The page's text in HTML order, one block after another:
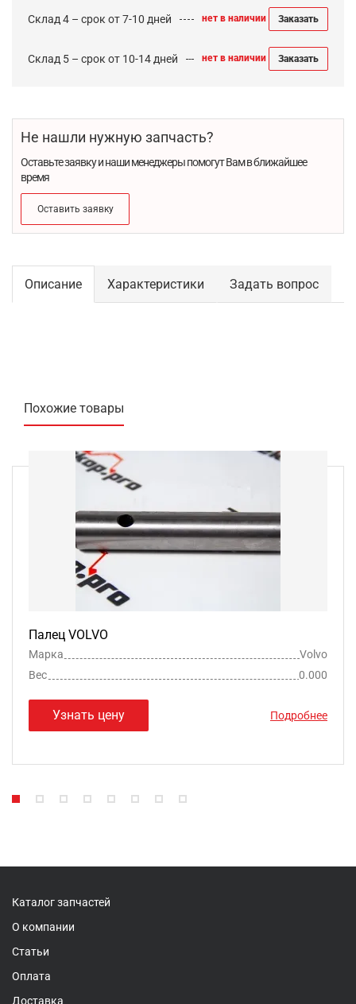
Склад 4 – срок от 7-10 дней нет в наличии Заказать
Склад 5 – срок от 10-14 дней нет в наличии Заказать
Не нашли нужную запчасть?
Оставьте заявку и наши менеджеры помогут Вам в ближайшее
время
Оставить заявку
Описание Характеристики Задать вопрос
Похожие товары
Палец VOLVO
Марка
Volvo
Вес
0.000
Узнать цену Подробнее
Каталог запчастей
О компании
Статьи
Оплата
Доставка